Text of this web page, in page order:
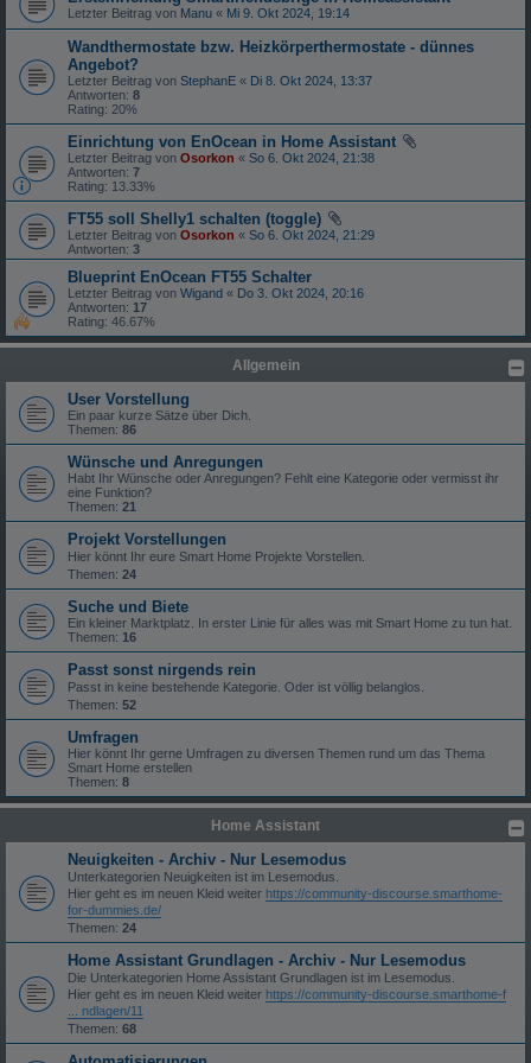
Letzter Beitrag von Manu « Mi 9. Okt 2024, 19:14
Wandthermostate bzw. Heizkörperthermostate - dünnes
Angebot?
Letzter Beitrag von StephanE « Di 8. Okt 2024, 13:37
Antworten: 8
Rating: 20%
Einrichtung von EnOcean in Home Assistant
Letzter Beitrag von Osorkon « So 6. Okt 2024, 21:38
Antworten: 7
Rating: 13.33%
FT55 soll Shelly1 schalten (toggle)
Letzter Beitrag von Osorkon « So 6. Okt 2024, 21:29
Antworten: 3
Blueprint EnOcean FT55 Schalter
Letzter Beitrag von Wigand « Do 3. Okt 2024, 20:16
Antworten: 17
Rating: 46.67%
Allgemein
User Vorstellung
Ein paar kurze Sätze über Dich.
Themen: 86
Wünsche und Anregungen
Habt Ihr Wünsche oder Anregungen? Fehlt eine Kategorie oder vermisst ihr
eine Funktion?
Themen: 21
Projekt Vorstellungen
Hier könnt Ihr eure Smart Home Projekte Vorstellen.
Themen: 24
Suche und Biete
Ein kleiner Marktplatz. In erster Linie für alles was mit Smart Home zu tun hat.
Themen: 16
Passt sonst nirgends rein
Passt in keine bestehende Kategorie. Oder ist völlig belanglos.
Themen: 52
Umfragen
Hier könnt Ihr gerne Umfragen zu diversen Themen rund um das Thema
Smart Home erstellen
Themen: 8
Home Assistant
Neuigkeiten - Archiv - Nur Lesemodus
Unterkategorien Neuigkeiten ist im Lesemodus.
Hier geht es im neuen Kleid weiter https://community-discourse.smarthome-
for-dummies.de/
Themen: 24
Home Assistant Grundlagen - Archiv - Nur Lesemodus
Die Unterkategorien Home Assistant Grundlagen ist im Lesemodus.
Hier geht es im neuen Kleid weiter https://community-discourse.smarthome-f
... ndlagen/11
Themen: 68